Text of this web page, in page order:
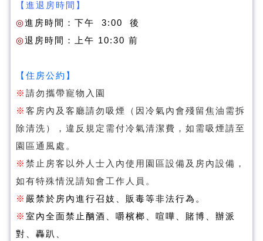
【進退房時間】
◎進房時間：下午 3:00 後
◎退房時間：上午 10:30 前
【住房公約】
※ 請勿攜帶寵物入園
※ 客房內及客廳請勿吸煙（因冷氣內會殘留焦油需拆
除清洗），違反規定需付冷氣清潔費，如需吸煙請至
園區通風處。
※ 禁止房客以外人士入內使用園區設備及房內設備，
如有特殊情況請知會工作人員。
※ 嚴禁於房內進行召妓、販毒等非法行為。
※ 室內全面禁止酗酒、嚼檳榔、喧嘩、賭博、辦派
對、轟趴、